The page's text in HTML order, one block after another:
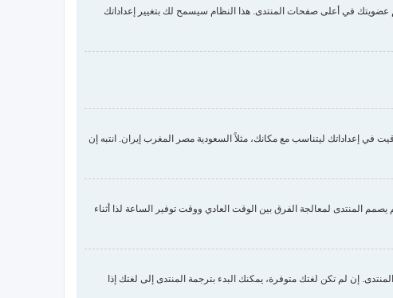
عضويتك في أعلى صفحات المنتدى. هذا النظام سيسمح لك بتغيير إعداداتك
إعداداتك ليتناسب مع مكانك، مثلاً السعودية مصر المغرب إيران. انتبه إن
المنتدى لمعالجة الفرق بين الوقت العادي ووقت توفير الساعة لذا أثناء
إن لم تكن لغتك متوفرة، يمكنك البدء بترجمة المنتدى إلى لغتك إذا